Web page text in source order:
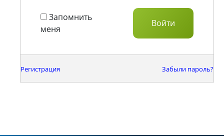
Запомнить
меня
Регистрация Забыли пароль?